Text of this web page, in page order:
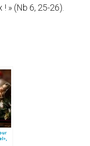
» (Nb 6, 25-26).